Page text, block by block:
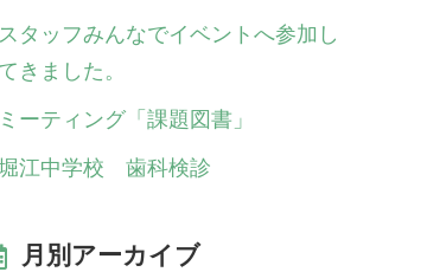
スタッフみんなでイベントへ参加し
てきました。
ミーティング「課題図書」
江中学校 歯科検診
月別アーカイブ